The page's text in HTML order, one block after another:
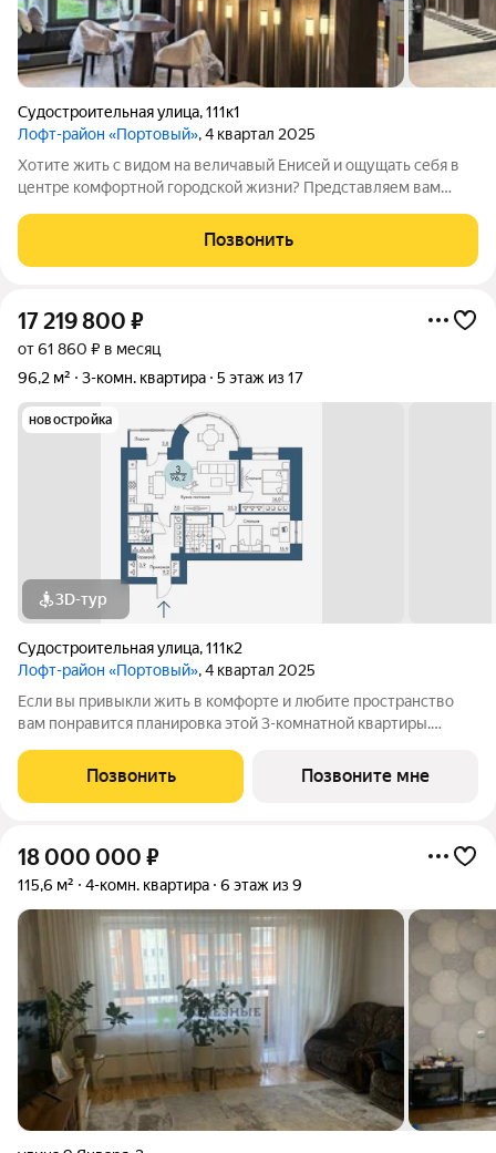
Судостроительная улица,111к1
Лофт-район «Портовый», 4 квартал 2025
Хотите жить с видом на величавый Енисей и ощущать себя в
центре комфортной городской жизни? Представляем вам
пространство, где продуман каждый метр и созданы все
условия для счастливой жизни вашей
Позвонить
17 219 800 ₽
от 61 860 ₽ в месяц
96,2 м²
3-комн. квартира 5 этаж из 17
новостройка
3D-тур
Судостроительная улица,111к2
Лофт-район «Портовый», 4 квартал 2025
Если вы привыкли жить в комфорте и любите пространство
вам понравится планировка этой 3-комнатной квартиры.
центральное место, в ней полукруглый витражный эркер и
светлая лоджия. В одной из спален
Позвонить Позвоните мне
18 000 000 ₽
115,6 м² 4-комн. квартира 6 этаж из 9